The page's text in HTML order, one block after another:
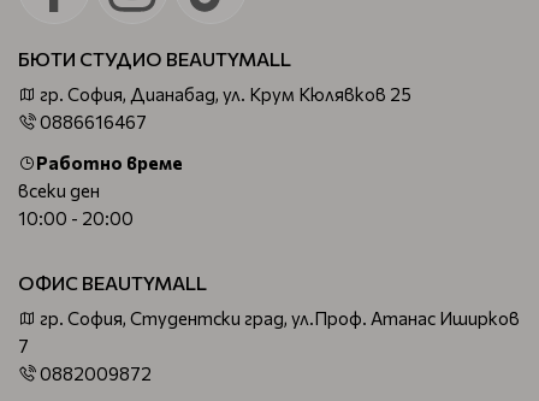
БЮТИ СТУДИО BEAUTYMALL
гр. София, Дианабад, ул. Крум Кюлявков 25
0886616467
Работно време
всеки ден
10:00 - 20:00
ОФИС BEAUTYMALL
гр. София, Студентски град, ул.Проф. Атанас Иширков
7
0882009872